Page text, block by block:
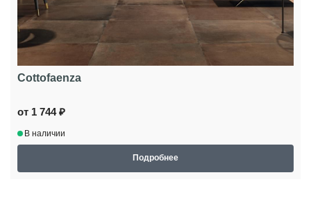
Cottofaenza
от 1 744 ₽
В наличии
Подробнее